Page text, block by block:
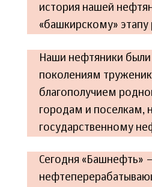
история нашей
«башкирскому» этапу
Наши нефтяники
поколениям
благополучием
городам и поселкам,
государственному
Сегодня «Башнефть»